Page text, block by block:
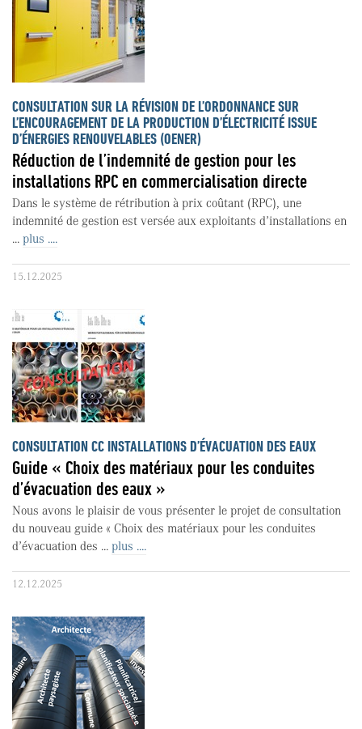
CONSULTATION SUR LA RÉVISION DE L’ORDONNANCE SUR
L’ENCOURAGEMENT DE LA PRODUCTION D’ÉLECTRICITÉ ISSUE
D’ÉNERGIES RENOUVELABLES (OENER)
Réduction de l’indemnité de gestion pour les
installations RPC en commercialisation directe
Dans le système de rétribution à prix coûtant (RPC), une
indemnité de gestion est versée aux exploitants d’installations en
... plus ....
15.12.2025
CONSULTATION CC INSTALLATIONS D’ÉVACUATION DES EAUX
Guide « Choix des matériaux pour les conduites
d’évacuation des eaux »
Nous avons le plaisir de vous présenter le projet de consultation
du nouveau guide « Choix des matériaux pour les conduites
d’évacuation des ... plus ....
12.12.2025